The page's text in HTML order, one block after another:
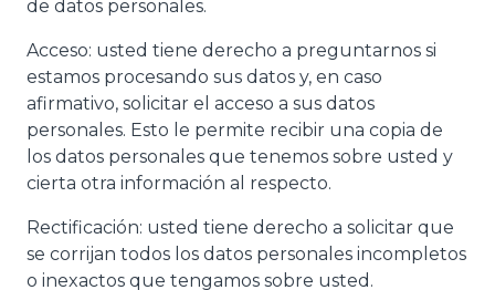
de datos personales.
Acceso: usted tiene derecho a preguntarnos si
estamos procesando sus datos y, en caso
afirmativo, solicitar el acceso a sus datos
personales. Esto le permite recibir una copia de
los datos personales que tenemos sobre usted y
cierta otra información al respecto.
Rectificación: usted tiene derecho a solicitar que
se corrijan todos los datos personales incompletos
o inexactos que tengamos sobre usted.